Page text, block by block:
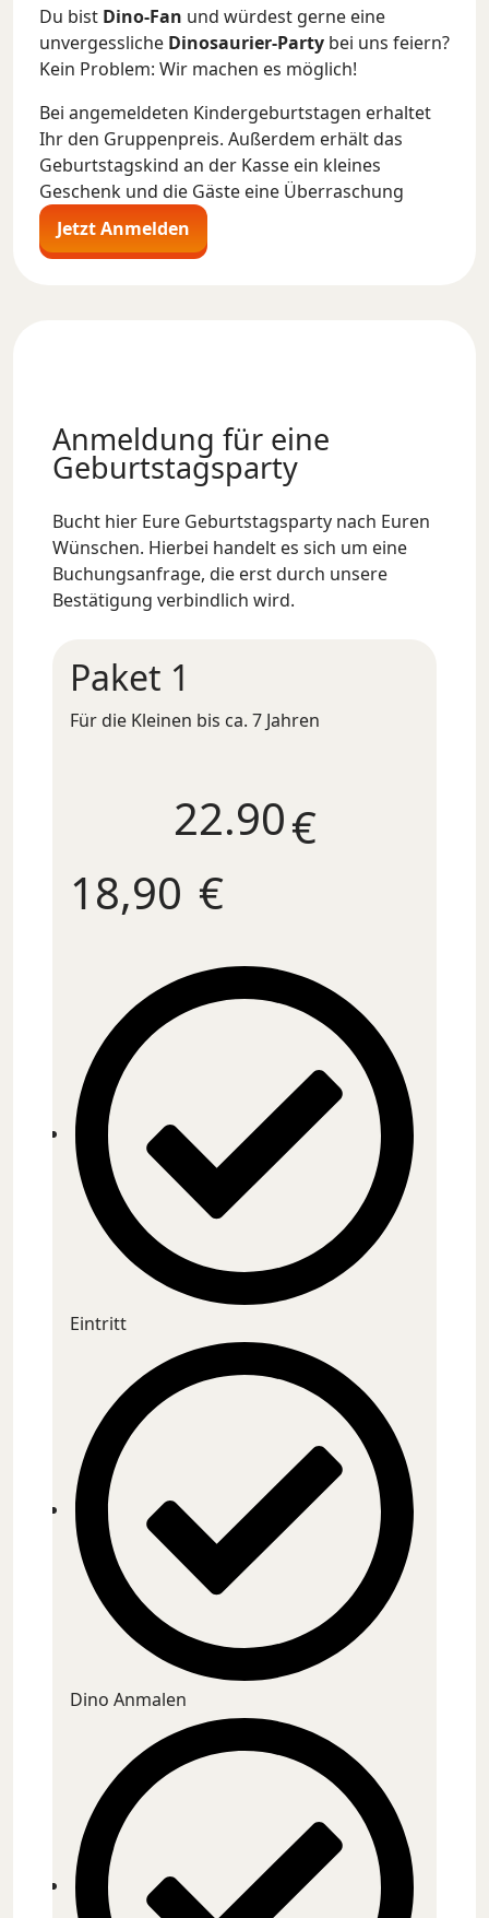
Du bist Dino-Fan und würdest gerne eine
unvergessliche Dinosaurier-Party bei uns feiern?
Kein Problem: Wir machen es möglich!
Bei angemeldeten Kindergeburtstagen erhaltet
Ihr den Gruppenpreis. Außerdem erhält das
Geburtstagskind an der Kasse ein kleines
Geschenk und die Gäste eine Überraschung
Jetzt Anmelden
Anmeldung für eine
Geburtstagsparty
Bucht hier Eure Geburtstagsparty nach Euren
Wünschen. Hierbei handelt es sich um eine
Buchungsanfrage, die erst durch unsere
Bestätigung verbindlich wird.
Paket 1
Für die Kleinen bis ca. 7 Jahren
22.9 €
18,90 €
Eintritt
Dino Anmalen